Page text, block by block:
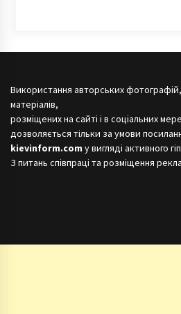
Використання авторських
матеріалів,
розміщених на сайті і в соціальних
дозволяється тільки за умови
kievinform.com у вигляді активного
З питань співпраці та розміщення